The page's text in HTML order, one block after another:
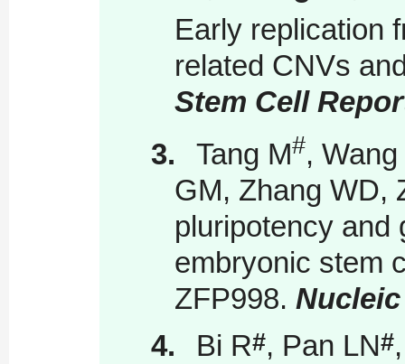
Early replication
related CNVs
Stem Cell
3.
Tang M#, Wang
GM, Zhang WD,
pluripotency and
embryonic stem
ZFP998.
4.
Bi R#, Pan LN#